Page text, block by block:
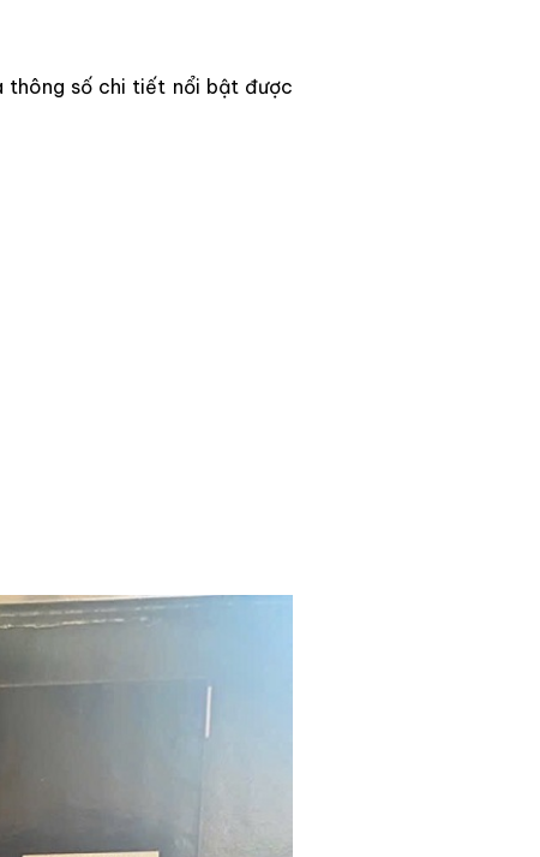
thông số chi tiết nổi bật được